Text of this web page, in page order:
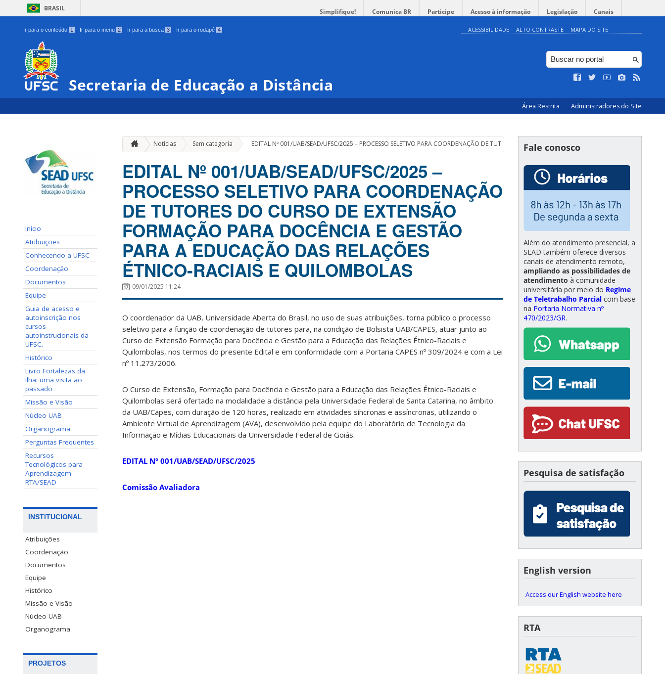
BRASIL Simplifique! Comunica BR Participe Acesso à informação Legislação Canais
Ir para o conteúdo 1 Ir para o menu 2 Ir para a busca 3 Ir para o rodapé 4 ACESSIBILIDADE ALTO CONTRASTE MAPA DO SITE
Secretaria de Educação a Distância
Área Restrita Administradores do Site
Início
Atribuições
Conhecendo a UFSC
Coordenação
Documentos
Equipe
Guia de acesso e
autoinscrição nos
cursos
autoinstrucionais da
UFSC.
Histórico
Livro Fortalezas da
Ilha: uma visita ao
passado
Missão e Visão
Núcleo UAB
Organograma
Perguntas Frequentes
Recursos
Tecnológicos para
Aprendizagem –
RTA/SEAD
INSTITUCIONAL
Atribuições
Coordenação
Documentos
Equipe
Histórico
Missão e Visão
Núcleo UAB
Organograma
PROJETOS
Notícias Sem categoria » EDITAL Nº 001/UAB/SEAD/UFSC/2025 – PROCESSO SELETIVO PARA COORDENAÇÃO DE TUTORES DO CURSO DE EXTENSÃO FORMAÇÃO PARA
EDITAL Nº 001/UAB/SEAD/UFSC/2025 –
PROCESSO SELETIVO PARA COORDENAÇÃO
DE TUTORES DO CURSO DE EXTENSÃO
FORMAÇÃO PARA DOCÊNCIA E GESTÃO
PARA A EDUCAÇÃO DAS RELAÇÕES
ÉTNICO-RACIAIS E QUILOMBOLAS
09/01/2025 11:24
O coordenador da UAB, Universidade Aberta do Brasil, no uso de suas atribuições, torna público o processo
seletivo para a função de coordenação de tutores para, na condição de Bolsista UAB/CAPES, atuar junto ao
Curso de Extensão Formação para Docência e Gestão para a Educação das Relações Étnico-Raciais e
Quilombolas, nos termos do presente Edital e em conformidade com a Portaria CAPES nº 309/2024 e com a Lei
nº 11.273/2006.
O Curso de Extensão, Formação para Docência e Gestão para a Educação das Relações Étnico-Raciais e
Quilombolas será ofertado na modalidade a distância pela Universidade Federal de Santa Catarina, no âmbito
da UAB/Capes, com duração de 120 horas, realizado em atividades síncronas e assíncronas, utilizando o
Ambiente Virtual de Aprendizagem (AVA), desenvolvido pela equipe do Laboratório de Tecnologia da
Informação e Mídias Educacionais da Universidade Federal de Goiás.
EDITAL Nº 001/UAB/SEAD/UFSC/2025
Comissão Avaliadora
Fale conosco
Além do atendimento presencial, a
SEAD também oferece diversos
canais de atendimento remoto,
ampliando as possibilidades de
atendimento à comunidade
universitária por meio do Regime
de Teletrabalho Parcial com base
na Portaria Normativa nº
470/2023/GR.
Pesquisa de satisfação
English version
Access our English website here
RTA